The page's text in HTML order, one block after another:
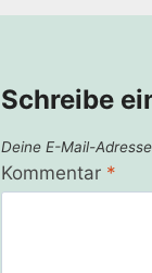
Schreibe
Deine E-Mail-
Kommentar *